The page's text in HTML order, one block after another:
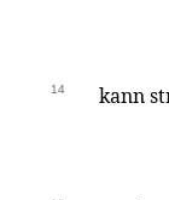
14 kann